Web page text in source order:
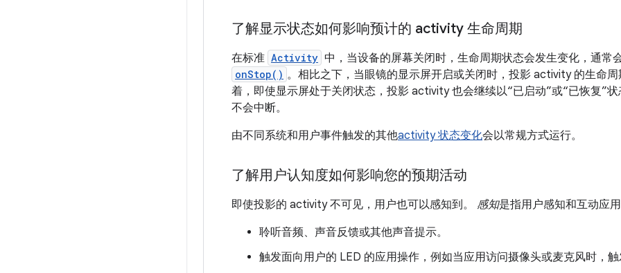
了解显示状态如何影响预计的 activity 生命周期
在标准 Activity 中，当设备的屏幕关闭时，生命周期状态会发生变化，通常
onStop() 。相比之下，当眼镜的显示屏开启或关闭时，投影 activity 的生命
着，即使显示屏处于关闭状态，投影 activity 也会继续以“已启动”或“已恢复”
不会中断。
由不同系统和用户事件触发的其他activity 状态变化会以常规方式运行。
了解用户认知度如何影响您的预期活动
即使投影的 activity 不可见，用户也可以感知到。 感知是指用户感知和互动应
聆听音频、声音反馈或其他声音提示。
触发面向用户的 LED 的应用操作，例如当应用访问摄像头或麦克风时，